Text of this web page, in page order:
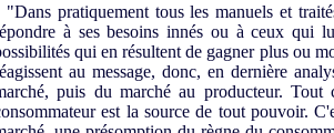
"Dans pratiquement tous les manuels et
à ses besoins innés ou à ceux qui
qui en résultent de gagner plus ou
au message, donc, en dernière
puis du marché au producteur.
est la source de tout pouvoir.